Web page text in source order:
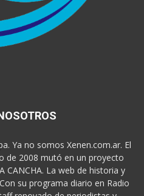
Ya no somos Xenen.com.ar. El
de 2008 mutó en un proyecto
CANCHA. La web de historia y
su programa diario en Radio